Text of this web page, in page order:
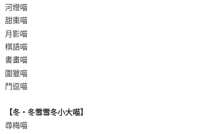
河燈喵
甜棗喵
月影喵
棋語喵
書畫喵
圍獵喵
鬥逗喵
【冬‧冬雪雪冬小大喵】
尋梅喵